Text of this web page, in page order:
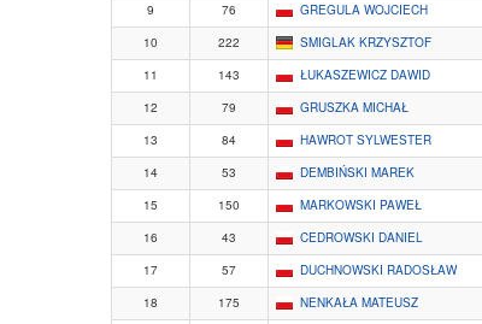
9
76 GREGULA WOJCIECH
10
222 SMIGLAK KRZYSZTOF
11
143 ŁUKASZEWICZ DAWID
12
79 GRUSZKA MICHAŁ
13
84 HAWROT SYLWESTER
14
53 DEMBIŃSKI MAREK
15
150 MARKOWSKI PAWEŁ
16
43 CEDROWSKI DANIEL
17
57 DUCHNOWSKI RADOSŁAW
18
175 NENKAŁA MATEUSZ